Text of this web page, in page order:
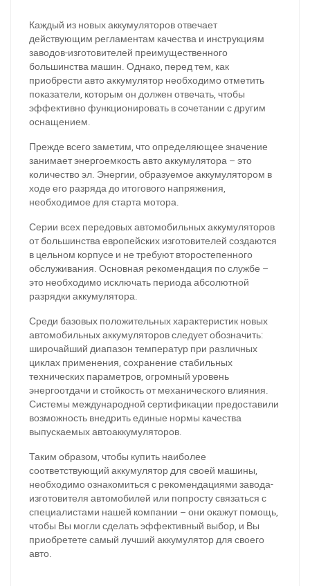
Каждый из новых аккумуляторов отвечает
действующим регламентам качества и инструкциям
заводов-изготовителей преимущественного
большинства машин. Однако, перед тем, как
приобрести авто аккумулятор необходимо отметить
показатели, которым он должен отвечать, чтобы
эффективно функционировать в сочетании с другим
оснащением.
Прежде всего заметим, что определяющее значение
занимает энергоемкость авто аккумулятора – это
количество эл. Энергии, образуемое аккумулятором в
ходе его разряда до итогового напряжения,
необходимое для старта мотора.
Серии всех передовых автомобильных аккумуляторов
от большинства европейских изготовителей создаются
в цельном корпусе и не требуют второстепенного
обслуживания. Основная рекомендация по службе –
это необходимо исключать периода абсолютной
разрядки аккумулятора.
Среди базовых положительных характеристик новых
автомобильных аккумуляторов следует обозначить:
широчайший диапазон температур при различных
циклах применения, сохранение стабильных
технических параметров, огромный уровень
энергоотдачи и стойкость от механического влияния.
Системы международной сертификации предоставили
возможность внедрить единые нормы качества
выпускаемых автоаккумуляторов.
Таким образом, чтобы купить наиболее
соответствующий аккумулятор для своей машины,
необходимо ознакомиться с рекомендациями завода-
изготовителя автомобилей или попросту связаться с
специалистами нашей компании – они окажут помощь,
чтобы Вы могли сделать эффективный выбор, и Вы
приобретете самый лучший аккумулятор для своего
авто.
(093) 600-51-11
Написати в Viber Написати в Telegram